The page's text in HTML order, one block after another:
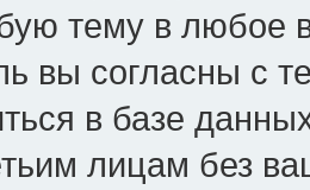
тему в любое
вы согласны с
в базе
лицам без